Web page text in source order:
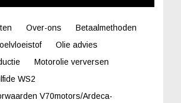
Over-ons
Betaalmethoden
Olie advies
Motorolie verversen
WS2
V70motors/Ardeca-